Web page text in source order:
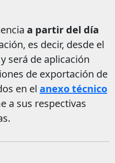
a partir del día
es decir, desde el
será de aplicación
de exportación de
en el anexo técnico
a sus respectivas